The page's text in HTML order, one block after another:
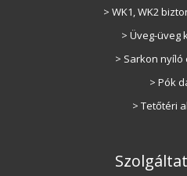
> WK1, WK2
> Üveg-üveg
> Sarkon nyíló
> Pók
> Tetőtéri